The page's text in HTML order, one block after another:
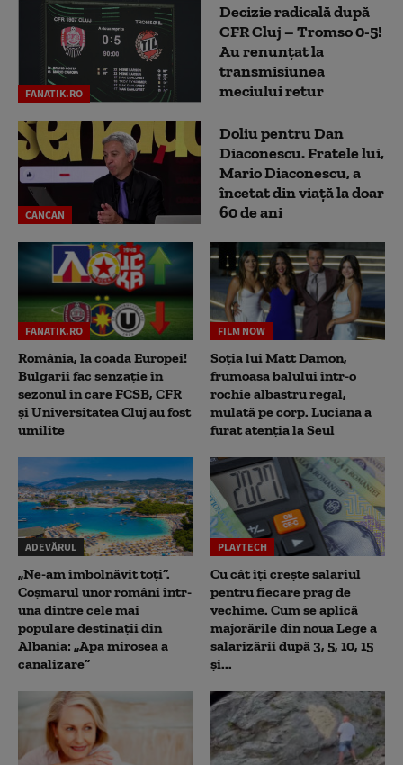
FANATIK.RO
Decizie radicală după
CFR Cluj – Tromso 0-5!
Au renunțat la
transmisiunea
meciului retur
CANCAN
Doliu pentru Dan
Diaconescu. Fratele lui,
Mario Diaconescu, a
încetat din viață la doar
60 de ani
FANATIK.RO
România, la coada Europei!
Bulgarii fac senzație în
sezonul în care FCSB, CFR
și Universitatea Cluj au fost
umilite
FILM NOW
Soția lui Matt Damon,
frumoasa balului într-o
rochie albastru regal,
mulată pe corp. Luciana a
furat atenția la Seul
ADEVĂRUL
„Ne-am îmbolnăvit toți”.
Coșmarul unor români într-
una dintre cele mai
populare destinații din
Albania: „Apa mirosea a
canalizare”
PLAYTECH
Cu cât îți crește salariul
pentru fiecare prag de
vechime. Cum se aplică
majorările din noua Lege a
salarizării după 3, 5, 10, 15
și...